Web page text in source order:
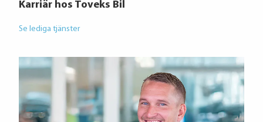
Karriär hos Toveks Bil
Se lediga tjänster